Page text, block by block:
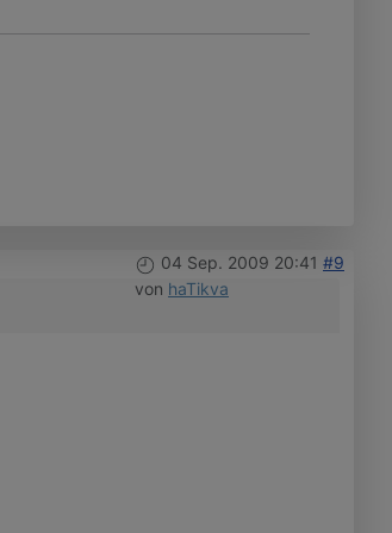
04 Sep. 2009 20:41 #9
von haTikva